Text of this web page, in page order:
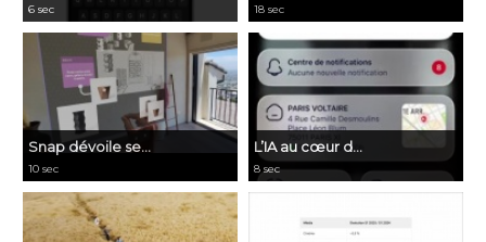
6 sec 18 sec
Snap dévoile se...
10 sec
​L’IA au cœur d...
8 sec